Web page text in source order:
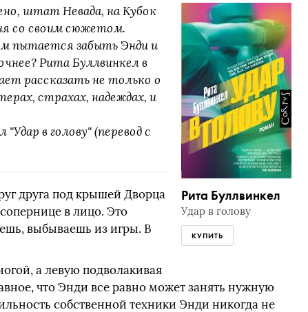
Рита Буллвинкел
Удар в голову
КУПИТЬ
штат Невада, на Кубок
со своим сюжетом.
пытается забыть Энди и
Рита Буллвинкел в
рассказать не только о
страхах, надеждах, и
в голову" (перевод с
друга под крышей Дворца
в лицо. Это
выбываешь из игры. В
а левую подволакивая
что Энди все равно может занять нужную
собственной техники Энди никогда не